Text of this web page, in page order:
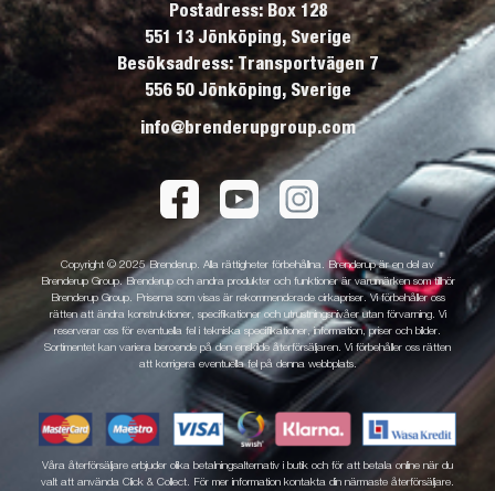
Postadress: Box 128
551 13 Jönköping, Sverige
Besöksadress: Transportvägen 7
556 50 Jönköping, Sverige
info@brenderupgroup.com
Copyright © 2025 Brenderup. Alla rättigheter förbehållna. Brenderup är en del av
Brenderup Group. Brenderup och andra produkter och funktioner är varumärken som tillhör
Brenderup Group. Priserna som visas är rekommenderade cirkapriser. Vi förbehåller oss
rätten att ändra konstruktioner, specifikationer och utrustningsnivåer utan förvarning. Vi
reserverar oss för eventuella fel i tekniska specifikationer, information, priser och bilder.
Sortimentet kan variera beroende på den enskilde återförsäljaren. Vi förbehåller oss rätten
att korrigera eventuella fel på denna webbplats.
Våra återförsäljare erbjuder olika betalningsalternativ i butik och för att betala online när du
valt att använda Click & Collect. För mer information kontakta din närmaste återförsäljare.